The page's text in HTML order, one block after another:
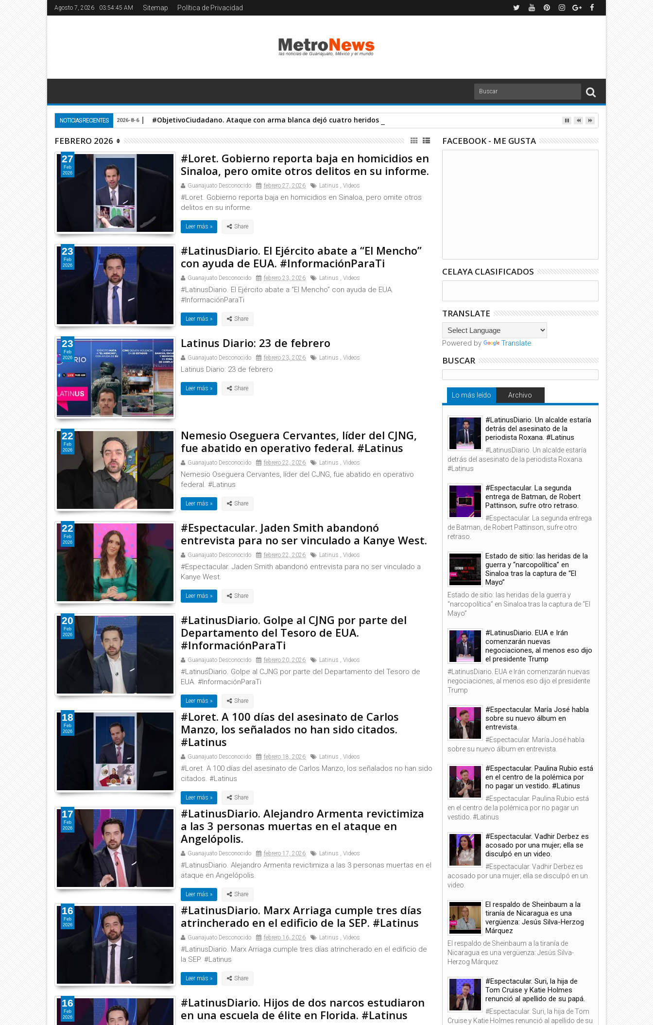
Agosto 7, 2026 03:54:46 AM Sitemap Política de Privacidad
NOTICIAS RECIENTES #ObjetivoCiudadano. Ataque con arma blanca dejó cuatro heridos en Londres. #Latinus
2026-8-6
FEBRERO 2026
#Loret. Gobierno reporta baja en homicidios en
Sinaloa, pero omite otros delitos en su informe.
Guanajuato Desconocido febrero 27, 2026 Latinus , Videos
#Loret. Gobierno reporta baja en homicidios en Sinaloa, pero omite otros
delitos en su informe.
Leer más »
27
Feb
2026
#LatinusDiario. El Ejército abate a “El Mencho”
con ayuda de EUA. #InformaciónParaTi
Guanajuato Desconocido febrero 23, 2026 Latinus , Videos
#LatinusDiario. El Ejército abate a “El Mencho” con ayuda de EUA.
#InformaciónParaTi
Leer más »
23
Feb
2026
Latinus Diario: 23 de febrero
Guanajuato Desconocido febrero 23, 2026 Latinus , Videos
Latinus Diario: 23 de febrero
Leer más »
23
Feb
2026
Nemesio Oseguera Cervantes, líder del CJNG,
fue abatido en operativo federal. #Latinus
Guanajuato Desconocido febrero 22, 2026 Latinus , Videos
Nemesio Oseguera Cervantes, líder del CJNG, fue abatido en operativo
federal. #Latinus
Leer más »
22
Feb
2026
#Espectacular. Jaden Smith abandonó
entrevista para no ser vinculado a Kanye West.
Guanajuato Desconocido febrero 22, 2026 Latinus , Videos
#Espectacular. Jaden Smith abandonó entrevista para no ser vinculado a
Kanye West.
Leer más »
22
Feb
2026
#LatinusDiario. Golpe al CJNG por parte del
Departamento del Tesoro de EUA.
#InformaciónParaTi
Guanajuato Desconocido febrero 20, 2026 Latinus , Videos
#LatinusDiario. Golpe al CJNG por parte del Departamento del Tesoro de
EUA. #InformaciónParaTi
Leer más »
20
Feb
2026
#Loret. A 100 días del asesinato de Carlos
Manzo, los señalados no han sido citados.
#Latinus
Guanajuato Desconocido febrero 18, 2026 Latinus , Videos
#Loret. A 100 días del asesinato de Carlos Manzo, los señalados no han sido
citados. #Latinus
Leer más »
18
Feb
2026
#LatinusDiario. Alejandro Armenta revictimiza
a las 3 personas muertas en el ataque en
Angelópolis.
Guanajuato Desconocido febrero 17, 2026 Latinus , Videos
#LatinusDiario. Alejandro Armenta revictimiza a las 3 personas muertas en el
ataque en Angelópolis.
Leer más »
17
Feb
2026
#LatinusDiario. Marx Arriaga cumple tres días
atrincherado en el edificio de la SEP. #Latinus
Guanajuato Desconocido febrero 16, 2026 Latinus , Videos
#LatinusDiario. Marx Arriaga cumple tres días atrincherado en el edificio de
la SEP. #Latinus
Leer más »
16
Feb
2026
#LatinusDiario. Hijos de dos narcos estudiaron
en una escuela de élite en Florida. #Latinus
16
Feb
2026
FACEBOOK - ME GUSTA
CELAYA CLASIFICADOS
TRANSLATE
Powered by Translate
BUSCAR
Lo más leído Archivo
#LatinusDiario. Un alcalde estaría
detrás del asesinato de la
periodista Roxana. #Latinus
#LatinusDiario. Un alcalde estaría
detrás del asesinato de la periodista Roxana.
#Latinus
#Espectacular. La segunda
entrega de Batman, de Robert
Pattinson, sufre otro retraso.
#Espectacular. La segunda entrega
de Batman, de Robert Pattinson, sufre otro
retraso.
Estado de sitio: las heridas de la
guerra y “narcopolítica” en
Sinaloa tras la captura de “El
Mayo”
Estado de sitio: las heridas de la guerra y
“narcopolítica” en Sinaloa tras la captura de “El
Mayo”
#LatinusDiario. EUA e Irán
comenzarán nuevas
negociaciones, al menos eso dijo
el presidente Trump
#LatinusDiario. EUA e Irán comenzarán nuevas
negociaciones, al menos eso dijo el presidente
Trump
#Espectacular. María José habla
sobre su nuevo álbum en
entrevista.
#Espectacular. María José habla
sobre su nuevo álbum en entrevista.
#Espectacular. Paulina Rubio está
en el centro de la polémica por
no pagar un vestido. #Latinus
#Espectacular. Paulina Rubio está
en el centro de la polémica por no pagar un
vestido. #Latinus
#Espectacular. Vadhir Derbez es
acosado por una mujer; ella se
disculpó en un video.
#Espectacular. Vadhir Derbez es
acosado por una mujer; ella se disculpó en un
video.
El respaldo de Sheinbaum a la
tiranía de Nicaragua es una
vergüenza: Jesús Silva-Herzog
Márquez
El respaldo de Sheinbaum a la tiranía de
Nicaragua es una vergüenza: Jesús Silva-
Herzog Márquez
#Espectacular. Suri, la hija de
Tom Cruise y Katie Holmes
renunció al apellido de su papá.
#Espectacular. Suri, la hija de Tom
Cruise y Katie Holmes renunció al apellido de su